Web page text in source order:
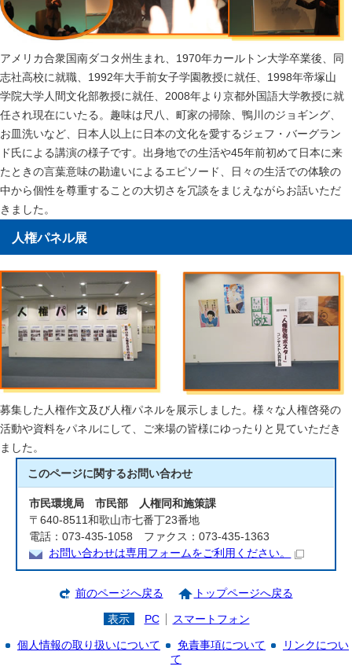
アメリカ合衆国南ダコタ州生まれ、1970年カールトン大学卒業後、同
志社高校に就職、1992年大手前女子学園教授に就任、1998年帝塚山
学院大学人間文化部教授に就任、2008年より京都外国語大学教授に就
任され現在にいたる。趣味は尺八、町家の掃除、鴨川のジョギング、
お皿洗いなど、日本人以上に日本の文化を愛するジェフ・バーグラン
ド氏による講演の様子です。出身地での生活や45年前初めて日本に来
たときの言葉意味の勘違いによるエピソード、日々の生活での体験の
中から個性を尊重することの大切さを冗談をまじえながらお話いただ
きました。
人権パネル展
募集した人権作文及び人権パネルを展示しました。様々な人権啓発の
活動や資料をパネルにして、ご来場の皆様にゆったりと見ていただき
ました。
このページに関するお問い合わせ
市民環境局 市民部 人権同和施策課
〒640-8511和歌山市七番丁23番地
電話：073-435-1058 ファクス：073-435-1363
お問い合わせは専用フォームをご利用ください。
前のページへ戻る トップページへ戻る
表示 PC スマートフォン
個人情報の取り扱いについて 免責事項について
リンクについ
て